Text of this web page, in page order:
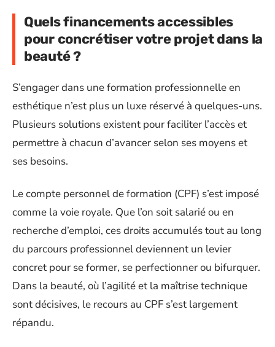
Quels financements accessibles
pour concrétiser votre projet dans la
beauté ?
S’engager dans une formation professionnelle en
esthétique n’est plus un luxe réservé à quelques-uns.
Plusieurs solutions existent pour faciliter l’accès et
permettre à chacun d’avancer selon ses moyens et
ses besoins.
Le compte personnel de formation (CPF) s’est imposé
comme la voie royale. Que l’on soit salarié ou en
recherche d’emploi, ces droits accumulés tout au long
du parcours professionnel deviennent un levier
concret pour se former, se perfectionner ou bifurquer.
Dans la beauté, où l’agilité et la maîtrise technique
sont décisives, le recours au CPF s’est largement
répandu.